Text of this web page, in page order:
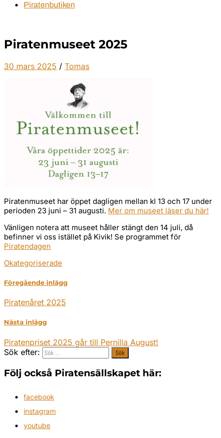
Piratenbutiken
Piratenmuseet 2025
30 mars 2025 / Tomas
Piratenmuseet har öppet dagligen mellan kl 13 och 17 under
perioden 23 juni – 31 augusti. Mer om museet läser du här!
Vänligen notera att museet håller stängt den 14 juli, då
befinner vi oss istället på Kivik! Se programmet för
Piratendagen
Okategoriserade
Föregående inlägg
Piratenåret 2025
Nästa inlägg
Piratenpriset 2025 går till Pernilla August!
Sök efter:
Följ också Piratensällskapet här:
facebook
instagram
youtube